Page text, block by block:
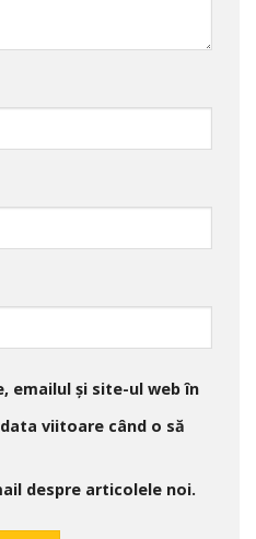
emailul și site-ul web în
viitoare când o să
despre articolele noi.